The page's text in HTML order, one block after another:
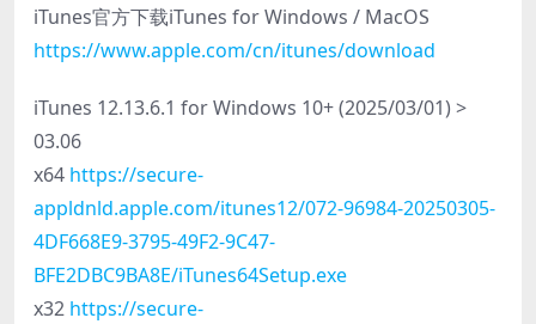
iTunes官方下载iTunes for Windows / MacOS
https://www.apple.com/cn/itunes/download
iTunes 12.13.6.1 for Windows 10+ (2025/03/01) >
03.06
x64 https://secure-
appldnld.apple.com/itunes12/072-96984-20250305-
4DF668E9-3795-49F2-9C47-
BFE2DBC9BA8E/iTunes64Setup.exe
x32 https://secure-